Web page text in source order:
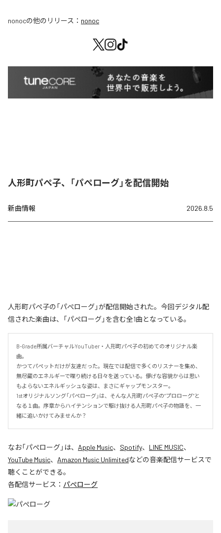
nonocの他のリリース： nonoc
人形町パぺ子、「パぺローグ」を配信開始
新曲情報 2026.8.5
人形町パぺ子の「パぺローグ」が配信開始された。今回デジタル配
信された楽曲は、「パぺローグ」を含む全1曲となっている。
B-Grade所属バーチャルYouTuber・人形町パペ子の初めてのオリジナル楽
曲。
かつてパペットだけが友達だった。現在では配信で多くのリスナーを集め、
無尽蔵のエネルギーで喋り続ける日々を送っている。儚げな容貌からは思い
もよらないエネルギッシュな姿は、まさにギャップモンスター。
1stオリジナルソング「パペローグ」は、そんな人形町パペ子の“プロローグ”と
なる１曲。序章からハイテンションで駆け抜ける人形町パペ子の物語を、一
緒に追いかけてみませんか？
なお「パぺローグ」は、 Apple Music、 Spotify、 LINE MUSIC、
YouTube Music、 Amazon Music Unlimitedなどの音楽配信サービスで
聴くことができる。
各配信サービス： パぺローグ